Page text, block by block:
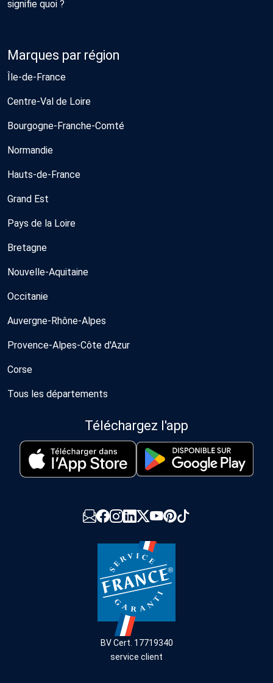
signifie quoi ?
Marques par région
Île-de-France
Centre-Val de Loire
Bourgogne-Franche-Comté
Normandie
Hauts-de-France
Grand Est
Pays de la Loire
Bretagne
Nouvelle-Aquitaine
Occitanie
Auvergne-Rhône-Alpes
Provence-Alpes-Côte d'Azur
Corse
Tous les départements
Téléchargez l'app
BV Cert. 17719340
service client